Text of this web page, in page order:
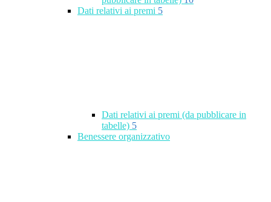
Dati relativi ai premi 5
Dati relativi ai premi (da pubblicare in
tabelle) 5
Benessere organizzativo